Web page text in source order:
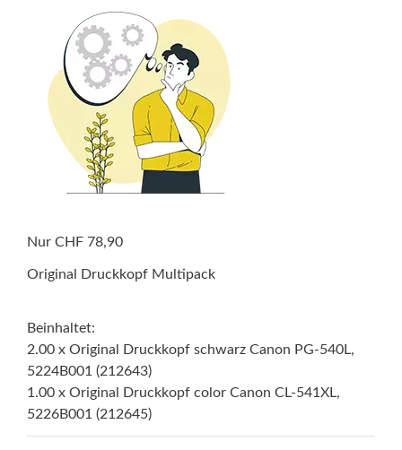
Nur CHF 78,90
Original Druckkopf Multipack
Beinhaltet:
2.00 x Original Druckkopf schwarz Canon PG-540L,
5224B001 (212643)
1.00 x Original Druckkopf color Canon CL-541XL,
5226B001 (212645)